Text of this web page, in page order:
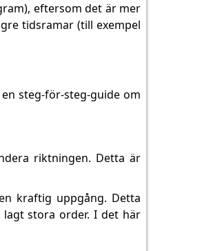
eftersom det är mer
tidsramar (till exempel
steg-för-steg-guide om
riktningen. Detta är
kraftig uppgång. Detta
stora order. I det här